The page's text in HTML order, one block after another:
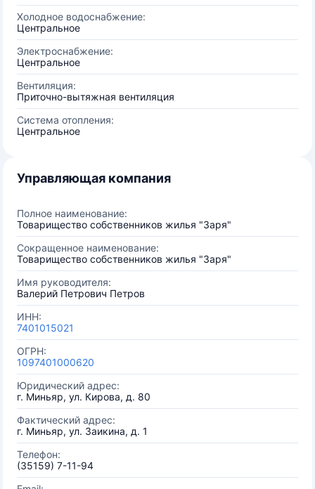
Холодное водоснабжение:
Центральное
Электроснабжение:
Центральное
Вентиляция:
Приточно-вытяжная вентиляция
Система отопления:
Центральное
Управляющая компания
Полное наименование:
Товарищество собственников жилья "Заря"
Сокращенное наименование:
Товарищество собственников жилья "Заря"
Имя руководителя:
Валерий Петрович Петров
ИНН:
7401015021
ОГРН:
1097401000620
Юридический адрес:
г. Миньяр, ул. Кирова, д. 80
Фактический адрес:
г. Миньяр, ул. Заикина, д. 1
Телефон:
(35159) 7-11-94